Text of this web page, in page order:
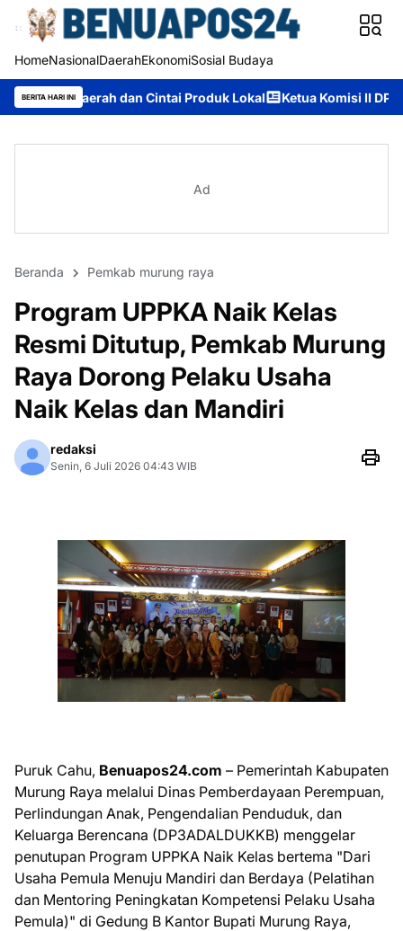
HomeNasionalDaerahEkonomiSosial Budaya
BERITA HARI INI
Cintai Produk Lokal Ketua Komisi II DPRD Murung Raya:
Ad
Beranda Pemkab murung raya
Program UPPKA Naik Kelas
Resmi Ditutup, Pemkab Murung
Raya Dorong Pelaku Usaha
Naik Kelas dan Mandiri
redaksi
Senin, 6 Juli 2026 04:43 WIB
Puruk Cahu, Benuapos24.com – Pemerintah Kabupaten
Murung Raya melalui Dinas Pemberdayaan Perempuan,
Perlindungan Anak, Pengendalian Penduduk, dan
Keluarga Berencana (DP3ADALDUKKB) menggelar
penutupan Program UPPKA Naik Kelas bertema "Dari
Usaha Pemula Menuju Mandiri dan Berdaya (Pelatihan
dan Mentoring Peningkatan Kompetensi Pelaku Usaha
Pemula)" di Gedung B Kantor Bupati Murung Raya,